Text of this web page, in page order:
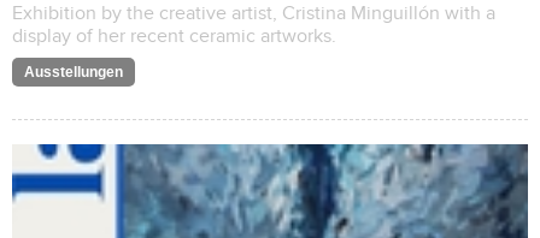
Exhibition by the creative artist, Cristina Minguillón with a
display of her recent ceramic artworks.
Ausstellungen